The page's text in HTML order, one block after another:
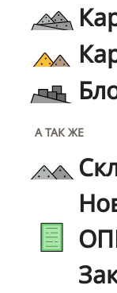
А ТАК ЖЕ